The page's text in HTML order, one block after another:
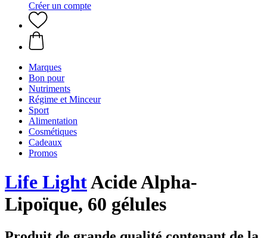
Créer un compte
Marques
Bon pour
Nutriments
Régime et Minceur
Sport
Alimentation
Cosmétiques
Cadeaux
Promos
Life LightAcide Alpha-
Lipoïque, 60 gélules